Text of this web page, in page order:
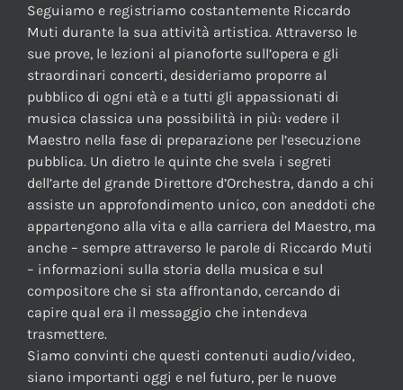
Seguiamo e registriamo costantemente Riccardo
Muti durante la sua attività artistica. Attraverso le
sue prove, le lezioni al pianoforte sull’opera e gli
straordinari concerti, desideriamo proporre al
pubblico di ogni età e a tutti gli appassionati di
musica classica una possibilità in più: vedere il
Maestro nella fase di preparazione per l’esecuzione
pubblica. Un dietro le quinte che svela i segreti
dell’arte del grande Direttore d’Orchestra, dando a chi
assiste un approfondimento unico, con aneddoti che
appartengono alla vita e alla carriera del Maestro, ma
anche – sempre attraverso le parole di Riccardo Muti
– informazioni sulla storia della musica e sul
compositore che si sta affrontando, cercando di
capire qual era il messaggio che intendeva
trasmettere.
Siamo convinti che questi contenuti audio/video,
siano importanti oggi e nel futuro, per le nuove